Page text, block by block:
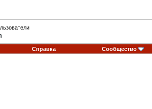
Справка Сообщество